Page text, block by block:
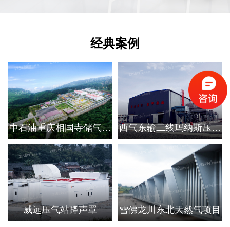
经典案例
中石油重庆相国寺储气库
降噪工程
西气东输二线玛纳斯压缩
机站降噪项目
威远压气站降声罩 雪佛龙川东北天然气项目